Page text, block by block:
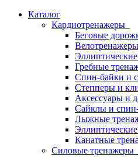
Каталог
Кардиотренажеры
Беговые
Велотренажеры
Гребные
Спин-байки и
Степперы и
Аксессуары и
Сайклы и
Лыжные
Канатные
Силовые тренажеры